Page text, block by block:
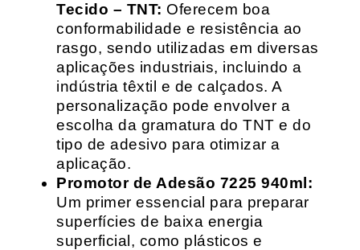
Tecido – TNT: Oferecem boa
conformabilidade e resistência ao
rasgo, sendo utilizadas em diversas
aplicações industriais, incluindo a
indústria têxtil e de calçados. A
personalização pode envolver a
escolha da gramatura do TNT e do
tipo de adesivo para otimizar a
aplicação.
Promotor de Adesão 7225 940ml:
Um primer essencial para preparar
superfícies de baixa energia
superficial, como plásticos e